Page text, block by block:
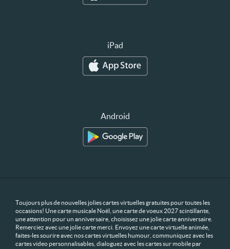
iPad
Android
Toujours plus de nouvelles jolies cartes virtuelles gratuites pour toutes les
occasions! Une carte musicale Noël, une carte de voeux 2027 scintillante,
une attention pour un anniversaire, choisissez une jolie carte anniversaire.
Remerciez avec une jolie carte merci. Envoyez une carte virtuelle animée,
faites-les sourire avec nos cartes virtuelles humour, communiquez avec les
cartes video personnalisables, dialoguez avec les cartes sur mobile par